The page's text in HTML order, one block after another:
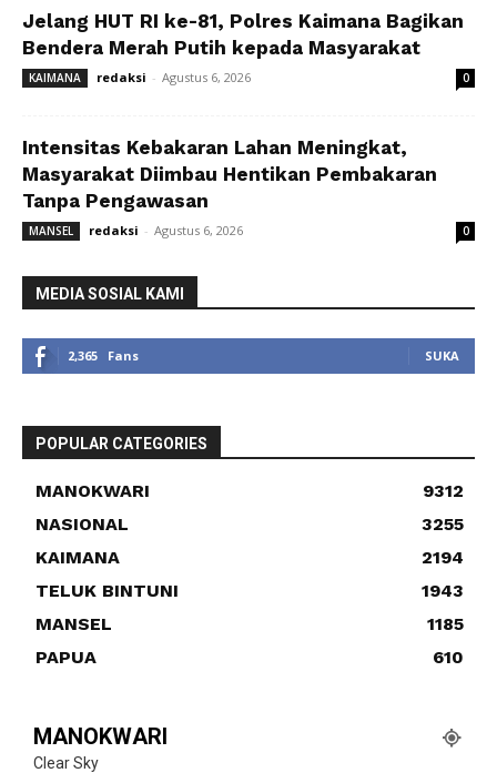
Jelang HUT RI ke-81, Polres Kaimana Bagikan
Bendera Merah Putih kepada Masyarakat
KAIMANA redaksi - Agustus 6, 2026 0
Intensitas Kebakaran Lahan Meningkat,
Masyarakat Diimbau Hentikan Pembakaran
Tanpa Pengawasan
MANSEL redaksi - Agustus 6, 2026 0
MEDIA SOSIAL KAMI
2,365 Fans SUKA
POPULAR CATEGORIES
MANOKWARI
9312
NASIONAL
3255
KAIMANA
2194
TELUK BINTUNI
1943
MANSEL
1185
PAPUA
610
MANOKWARI
Clear Sky